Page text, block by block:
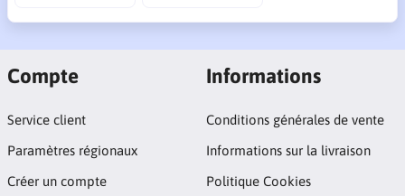
Compte
Service client
Paramètres régionaux
Créer un compte
Informations
Conditions générales de vente
Informations sur la livraison
Politique Cookies